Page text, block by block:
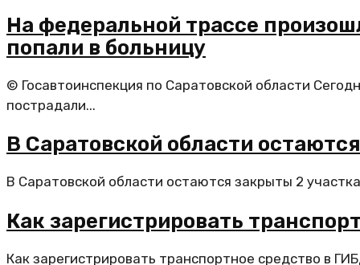
На федеральной трассе
попали в больницу
© Госавтоинспекция по Саратовской области
пострадали...
В Саратовской области
В Саратовской области остаются закрыты 2
Как зарегистрировать
Как зарегистрировать транспортное средство в